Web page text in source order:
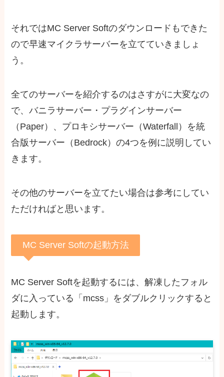
それではMC Server Softのダウンロードもできた
ので早速マイクラサーバーを立てていきましょ
う。
全てのサーバーを紹介するのはさすがに大変なの
で、バニラサーバー・プラグインサーバー
（Paper）、プロキシサーバー（Waterfall）を統
合版サーバー（Bedrock）の4つを例に説明してい
きます。
その他のサーバーを立てたい場合は参考にしてい
ただければと思います。
MC Server Softの起動方法
MC Server Softを起動するには、解凍したフォル
ダに入っている「mcss」をダブルクリックすると
起動します。